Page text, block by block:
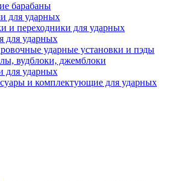
барабаны
для ударных
и переходники для ударных
для ударных
ударные установки и пэды
вудблоки, джемблоки
для ударных
и комплектующие для ударных